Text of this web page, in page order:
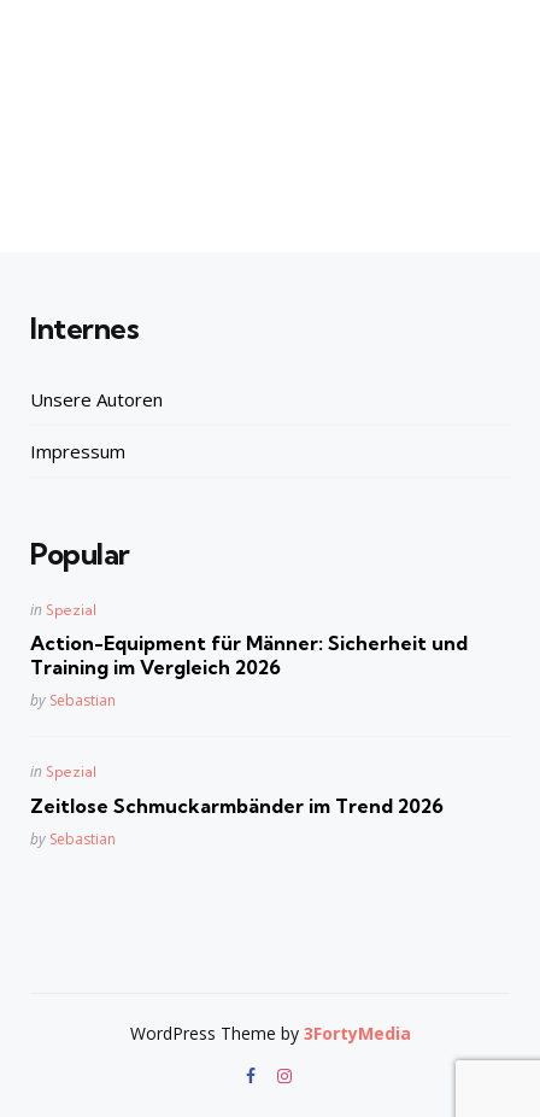
Internes
Unsere Autoren
Impressum
Popular
Posted
in Spezial
Action-Equipment für Männer: Sicherheit und
Training im Vergleich 2026
Posted
by Sebastian
Posted
in Spezial
Zeitlose Schmuckarmbänder im Trend 2026
Posted
by Sebastian
WordPress Theme by 3FortyMedia